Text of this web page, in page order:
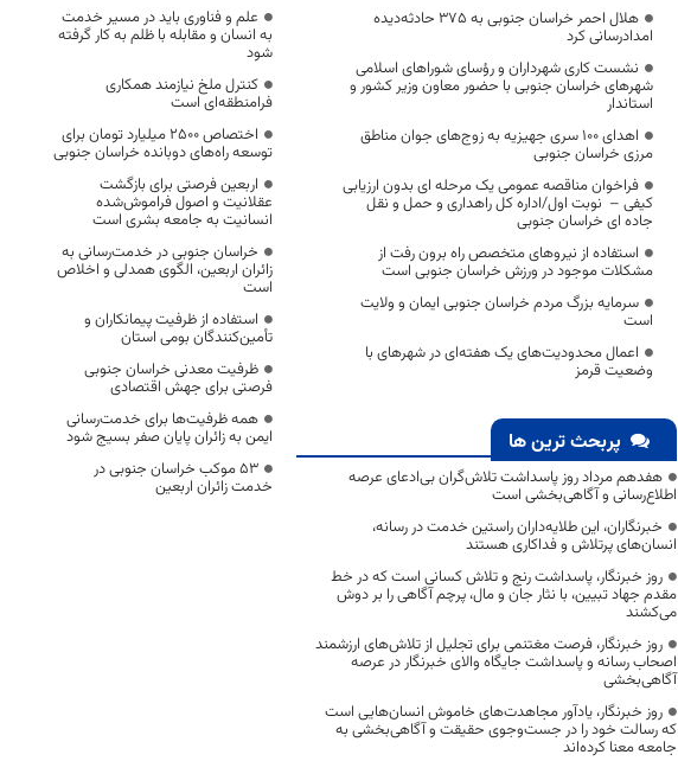
هلال احمر خراسان جنوبی به ۳۷۵ حادثه‌دیده
امدادرسانی کرد
نشست کاری شهرداران و رؤسای شوراهای اسلامی
شهرهای خراسان جنوبی با حضور معاون وزیر کشور و
استاندار
اهدای ۱۰۰ سری جهیزیه به زوج‌های جوان مناطق
مرزی خراسان جنوبی
فراخوان مناقصه عمومی یک مرحله ای بدون ارزیابی
کیفی – نوبت اول/اداره کل راهداری و حمل و نقل
جاده ای خراسان جنوبی
استفاده از نیروهای متخصص راه برون رفت از
مشکلات موجود در ورزش خراسان جنوبی است
سرمایه بزرگ مردم خراسان جنوبی ایمان و ولایت
است
اعمال محدودیت‌های یک هفته‌ای در شهرهای با
وضعیت قرمز
پربحث ترین ها
هفدهم مرداد روز پاسداشت تلاش‌گران بی‌ادعای عرصه
اطلاع‌رسانی و آگاهی‌بخشی است
خبرنگاران، این طلایه‌داران راستین خدمت در رسانه،
انسان‌های پرتلاش و فداکاری هستند
روز خبرنگار، پاسداشت رنج و تلاش کسانی است که در خط
مقدم جهاد تبیین، با نثار جان و مال، پرچم آگاهی را بر دوش
می‌کشند
روز خبرنگار، فرصت مغتنمی برای تجلیل از تلاش‌های ارزشمند
اصحاب رسانه و پاسداشت جایگاه والای خبرنگار در عرصه
آگاهی‌بخشی
روز خبرنگار، یادآور مجاهدت‌های خاموش انسان‌هایی است
که رسالت خود را در جست‌وجوی حقیقت و آگاهی‌بخشی به
جامعه معنا کرده‌اند
علم و فناوری باید در مسیر خدمت
به انسان و مقابله با ظلم به کار گرفته
شود
کنترل ملخ نیازمند همکاری
فرامنطقه‌ای است
اختصاص 2500 میلیارد تومان برای
توسعه راه‌های دوبانده خراسان جنوبی
اربعین فرصتی برای بازگشت
عقلانیت و اصول فراموش‌شده
انسانیت به جامعه بشری است
خراسان جنوبی در خدمت‌رسانی به
زائران اربعین، الگوی همدلی و اخلاص
است
استفاده از ظرفیت پیمانکاران و
تأمین‌کنندگان بومی استان
ظرفیت معدنی خراسان جنوبی
فرصتی برای جهش اقتصادی
همه ظرفیت‌ها برای خدمت‌رسانی
ایمن به زائران پایان صفر بسیج شود
53 موکب خراسان جنوبی در
خدمت زائران اربعین